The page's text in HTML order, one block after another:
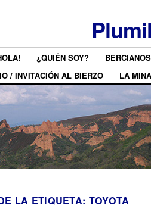
¿QUIÉN SOY?
/ INVITACIÓN AL BIERZO
LA MINA
LA ETIQUETA: TOYOTA